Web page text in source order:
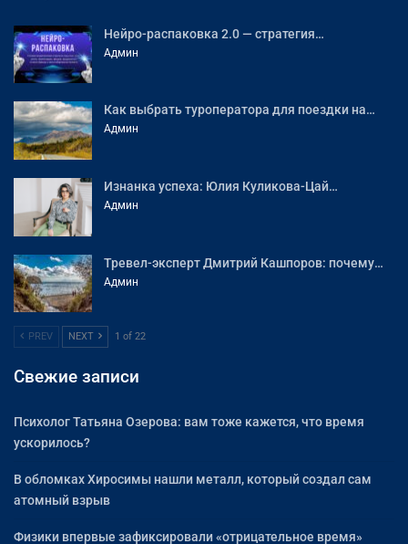
Нейро-распаковка 2.0 — стратегия…
Админ
Как выбрать туроператора для поездки на…
Админ
Изнанка успеха: Юлия Куликова-Цай…
Админ
Тревел-эксперт Дмитрий Кашпоров: почему…
Админ
PREV NEXT 1 of 22
Свежие записи
Психолог Татьяна Озерова: вам тоже кажется, что время
ускорилось?
В обломках Хиросимы нашли металл, который создал сам
атомный взрыв
Физики впервые зафиксировали «отрицательное время»